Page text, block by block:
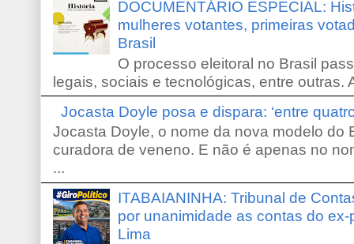
DOCUMENTÁRIO ESPECIAL:
mulheres votantes, primeiras
Brasil
O processo eleitoral no Brasil
legais, sociais e tecnológicas, entre outras.
Jocasta Doyle posa e dispara: ‘entre
Jocasta Doyle, o nome da nova modelo do
curadora de veneno. E não é apenas no
...
ITABAIANINHA: Tribunal de
por unanimidade as contas do
Lima